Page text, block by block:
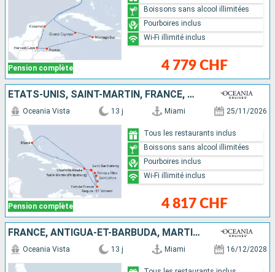
Pension complète 4 779 CHF
Boissons sans alcool illimitées
Pourboires inclus
Wi-Fi illimité inclus
ÉTATS-UNIS, SAINT-MARTIN, FRANCE, MARTINIQUE, GUADELOUPE, ANTIGUA-ET-BARBUDA, SAINT VINCENT-ET-LES-GRENADINES
Pension complète
Oceania Vista 13 j Miami 25/11/2026
4 817 CHF
Tous les restaurants inclus
Boissons sans alcool illimitées
Pourboires inclus
Wi-Fi illimité inclus
FRANCE, ANTIGUA-ET-BARBUDA, MARTINIQUE, DOMINIQUE, GUADELOUPE, BAHAMAS, ÉTATS-UNIS
Oceania Vista 13 j Miami 16/12/2028